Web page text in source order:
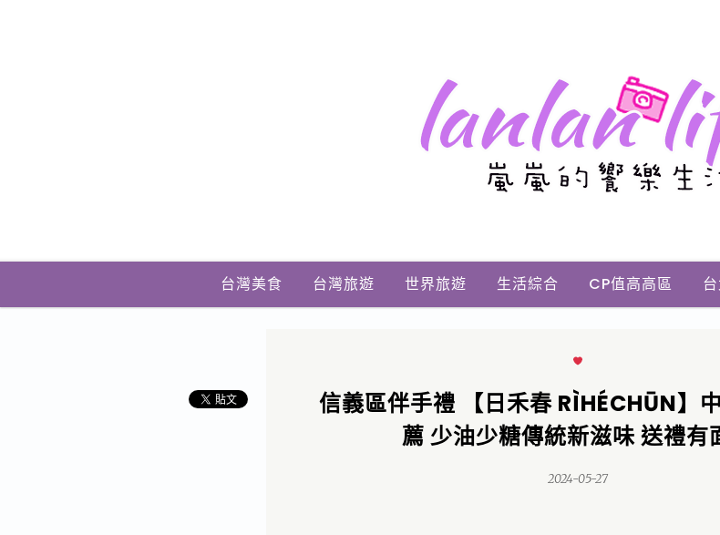
台灣美食 台灣旅遊 世界旅遊 生活綜合 CP值高高區
信義區伴手禮 【日禾春 RÌHÉCHŪN】
薦 少油少糖傳統新滋味 送禮有
2024-05-27